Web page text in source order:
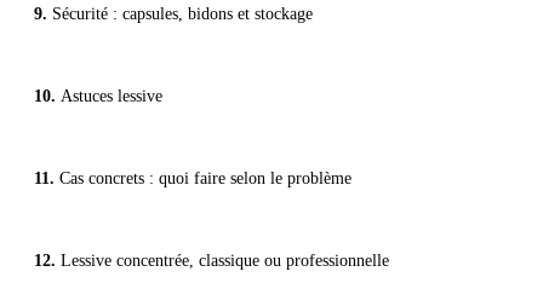
Sécurité : capsules, bidons et stockage
Astuces lessive
Cas concrets : quoi faire selon le problème
Lessive concentrée, classique ou professionnelle